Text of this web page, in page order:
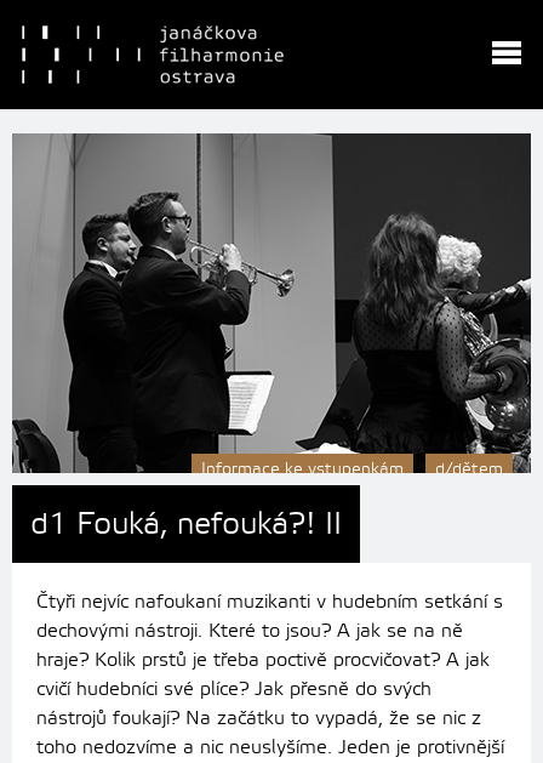
Informace ke vstupenkám d/dětem
d1 Fouká, nefouká?! II
Čtyři nejvíc nafoukaní muzikanti v hudebním setkání s
dechovými nástroji. Které to jsou? A jak se na ně
hraje? Kolik prstů je třeba poctivě procvičovat? A jak
cvičí hudebníci své plíce? Jak přesně do svých
nástrojů foukají? Na začátku to vypadá, že se nic z
toho nedozvíme a nic neuslyšíme. Jeden je protivnější